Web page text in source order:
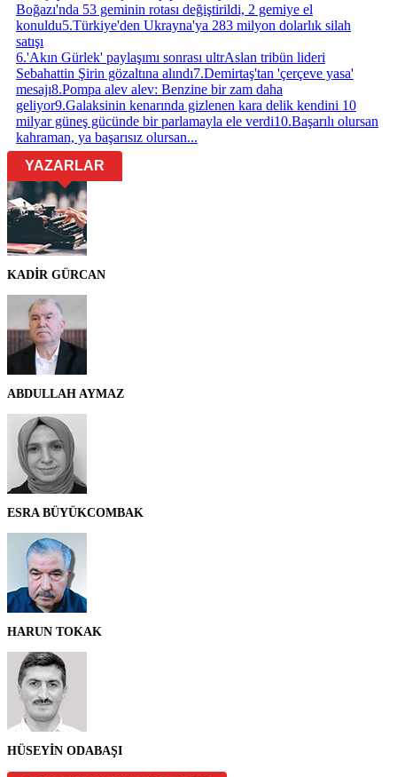
Boğazı'nda 53 geminin rotası değiştirildi, 2 gemiye el
konuldu5.Türkiye'den Ukrayna'ya 283 milyon dolarlık silah
satışı
6.'Akın Gürlek' paylaşımı sonrası ultrAslan tribün lideri
Sebahattin Şirin gözaltına alındı7.Demirtaş'tan 'çerçeve yasa'
mesajı8.Pompa alev alev: Benzine bir zam daha
geliyor9.Galaksinin kenarında gizlenen kara delik kendini 10
milyar güneş gücünde bir parlamayla ele verdi10.Başarılı olursan
kahraman, ya başarısız olursan...
YAZARLAR
KADİR GÜRCAN
ABDULLAH AYMAZ
ESRA BÜYÜKCOMBAK
HARUN TOKAK
HÜSEYİN ODABAŞI